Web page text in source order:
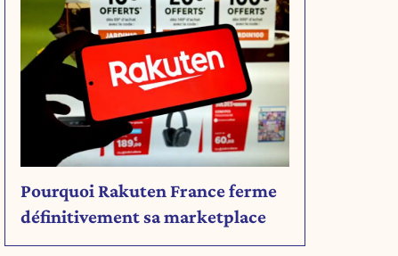
Pourquoi Rakuten France ferme
définitivement sa marketplace